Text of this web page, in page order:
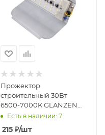
Прожектор
строительный 30Вт
6500-7000K GLANZEN
RPD-0001-30
Есть в наличии: 7
215₽/шт